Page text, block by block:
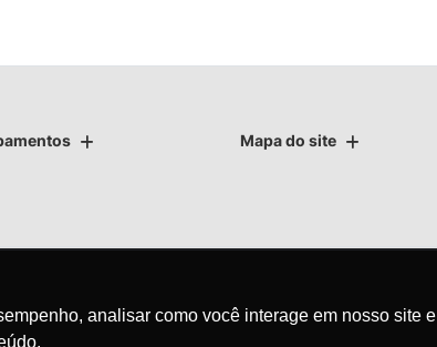
analisar como você interage em nosso site e
Mapa do site
uso de nossa política de cookies e para proteger